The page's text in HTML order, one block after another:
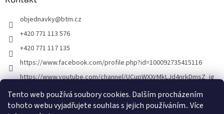
Tento web používá soubory cookies. Dalším procházením
tohoto webu vyjadřujete souhlas s jejich používáním.. Více
objednavky@btm.cz
+420 771 113 576
+420 771 117 135
https://www.facebook.com/profile.php?id=100092735415116
https://www.youtube.com/channel/UCupWXXrMkLJd4nrkDmsZ_ig